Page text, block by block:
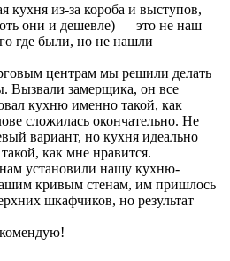
кухня из-за короба и выступов,
они и дешевле) — это не наш
где были, но не нашли
центрам мы решили делать
Вызвали замерщика, он все
кухню именно такой, как
сложилась окончательно. Не
вариант, но кухня идеально
как мне нравится.
установили нашу кухню-
кривым стенам, им пришлось
шкафчиков, но результат